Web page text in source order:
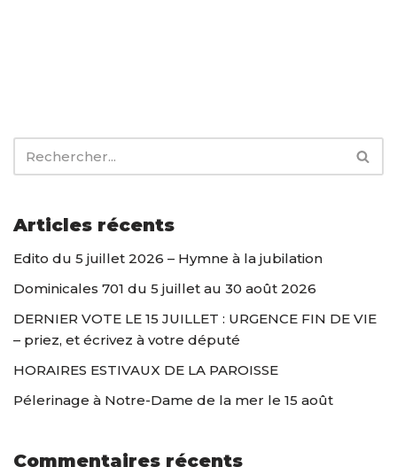
Articles récents
Edito du 5 juillet 2026 – Hymne à la jubilation
Dominicales 701 du 5 juillet au 30 août 2026
DERNIER VOTE LE 15 JUILLET : URGENCE FIN DE VIE
– priez, et écrivez à votre député
HORAIRES ESTIVAUX DE LA PAROISSE
Pélerinage à Notre-Dame de la mer le 15 août
Commentaires récents